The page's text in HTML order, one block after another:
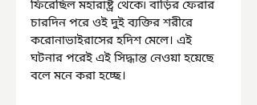
ফিরেছিল মহারাষ্ট্র থেকে৷ বাড়ির ফেরার
চারদিন পরে ওই দুই ব্যক্তির শরীরে
করোনাভাইরাসের হদিশ মেলে। এই
ঘটনার পরেই এই সিদ্ধান্ত নেওয়া হয়েছে
বলে মনে করা হচ্ছে।